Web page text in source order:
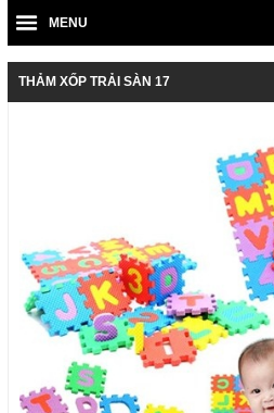
MENU
THẢM XỐP TRẢI SÀN 17